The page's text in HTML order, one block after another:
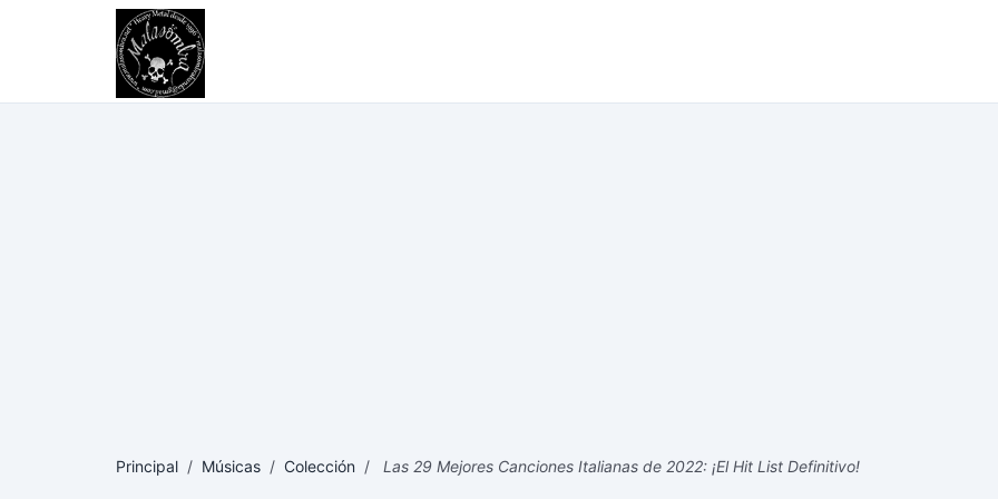
Principal / Músicas / Colección / Las 29 Mejores Canciones Italianas de 2022: ¡El Hit List Definitivo!